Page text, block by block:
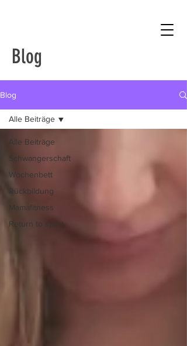
Blog
Blog
Alle Beiträge
Schwangerschaft
Wochenbett
Rückbildung
Mamafitness
Return to sport
Alle Beiträge